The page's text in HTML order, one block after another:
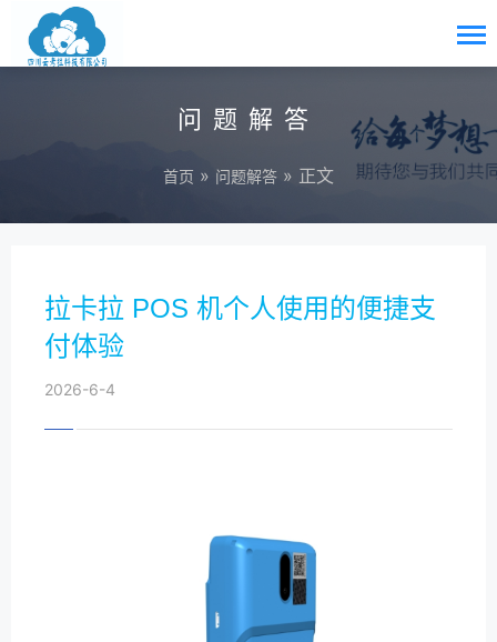
问题解答
首页 » 问题解答 » 正文
拉卡拉 POS 机个人使用的便捷支
付体验
2026-6-4